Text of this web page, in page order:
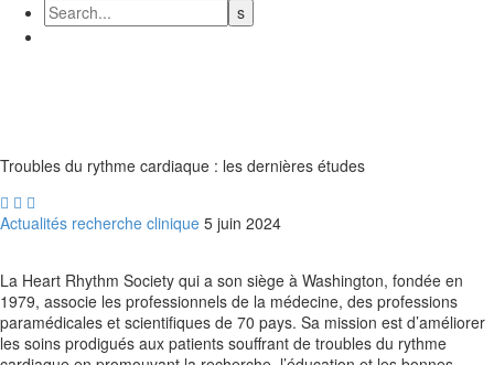
Troubles du rythme cardiaque : les dernières études
  
Actualités recherche clinique 5 juin 2024
La Heart Rhythm Society qui a son siège à Washington, fondée en
1979, associe les professionnels de la médecine, des professions
paramédicales et scientifiques de 70 pays. Sa mission est d’améliorer
les soins prodigués aux patients souffrant de troubles du rythme